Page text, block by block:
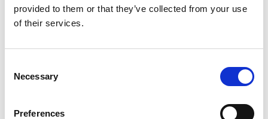
provided to them or that they’ve collected from your use
of their services.
Selection
Necessary
Preferences
Cum functioneaza sistemul de